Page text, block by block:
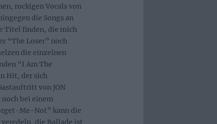
rockigen Vocals von
die Songs an
Titel finden, die mich
“The Loser” noch
die einzelnen
“I Am The
Hit, der sich
von JON
bei einem
Me-Not” kann die
die Ballade ist